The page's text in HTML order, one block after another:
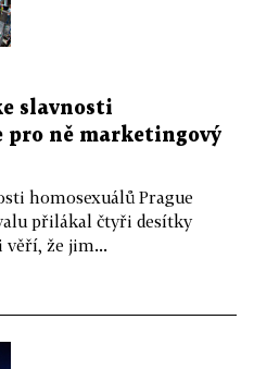
slavnosti
pro ně marketingový
homosexuálů Prague
přilákal čtyři desítky
věří, že jim...